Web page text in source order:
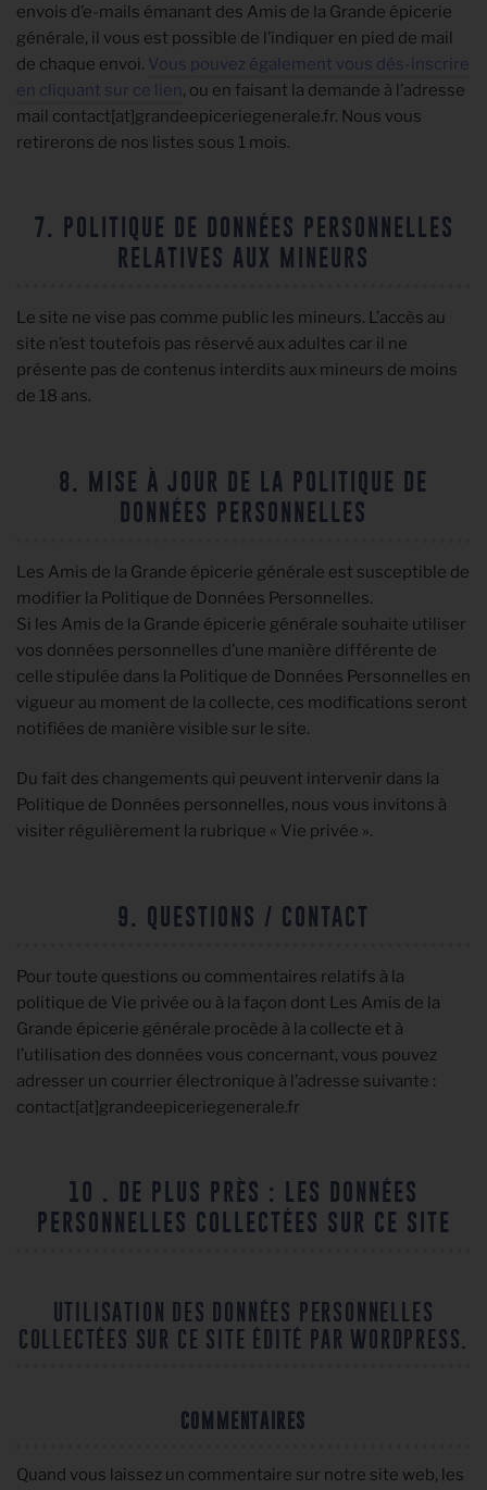
envois d’e-mails émanant des Amis de la Grande épicerie
générale, il vous est possible de l’indiquer en pied de mail
de chaque envoi. Vous pouvez également vous dés-inscrire
en cliquant sur ce lien, ou en faisant la demande à l’adresse
mail contact[at]grandeepiceriegenerale.fr. Nous vous
retirerons de nos listes sous 1 mois.
7. POLITIQUE DE DONNÉES PERSONNELLES
RELATIVES AUX MINEURS
Le site ne vise pas comme public les mineurs. L’accès au
site n’est toutefois pas réservé aux adultes car il ne
présente pas de contenus interdits aux mineurs de moins
de 18 ans.
8. MISE À JOUR DE LA POLITIQUE DE
DONNÉES PERSONNELLES
Les Amis de la Grande épicerie générale est susceptible de
modifier la Politique de Données Personnelles.
Si les Amis de la Grande épicerie générale souhaite utiliser
vos données personnelles d’une manière différente de
celle stipulée dans la Politique de Données Personnelles en
vigueur au moment de la collecte, ces modifications seront
notifiées de manière visible sur le site.
Du fait des changements qui peuvent intervenir dans la
Politique de Données personnelles, nous vous invitons à
visiter régulièrement la rubrique « Vie privée ».
9. QUESTIONS / CONTACT
Pour toute questions ou commentaires relatifs à la
politique de Vie privée ou à la façon dont Les Amis de la
Grande épicerie générale procède à la collecte et à
l’utilisation des données vous concernant, vous pouvez
adresser un courrier électronique à l’adresse suivante :
contact[at]grandeepiceriegenerale.fr
10 . DE PLUS PRÈS : LES DONNÉES
PERSONNELLES COLLECTÉES SUR CE SITE
UTILISATION DES DONNÉES PERSONNELLES
COLLECTÉES SUR CE SITE ÉDITÉ PAR WORDPRESS.
COMMENTAIRES
Quand vous laissez un commentaire sur notre site web, les